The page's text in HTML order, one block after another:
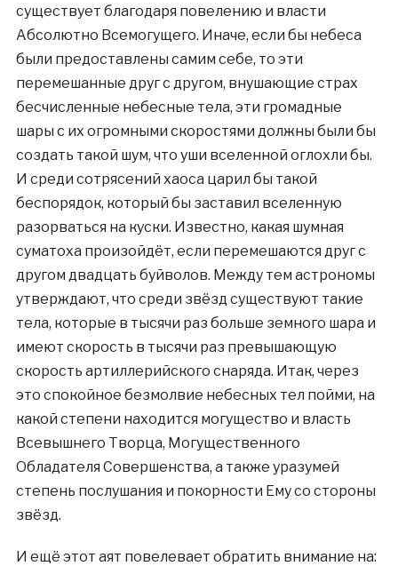
существует благодаря повелению и власти
Абсолютно Всемогущего. Иначе, если бы небеса
были предоставлены самим себе, то эти
перемешанные друг с другом, внушающие страх
бесчисленные небесные тела, эти громадные
шары с их огромными скоростями должны были бы
создать такой шум, что уши вселенной оглохли бы.
И среди сотрясений хаоса царил бы такой
беспорядок, который бы заставил вселенную
разорваться на куски. Известно, какая шумная
суматоха произойдёт, если перемешаются друг с
другом двадцать буйволов. Между тем астрономы
утверждают, что среди звёзд существуют такие
тела, которые в тысячи раз больше земного шара и
имеют скорость в тысячи раз превышающую
скорость артиллерийского снаряда. Итак, через
это спокойное безмолвие небесных тел пойми, на
какой степени находится могущество и власть
Всевышнего Творца, Могущественного
Обладателя Совершенства, а также уразумей
степень послушания и покорности Ему со стороны
звёзд.
И ещё этот аят повелевает обратить внимание на: